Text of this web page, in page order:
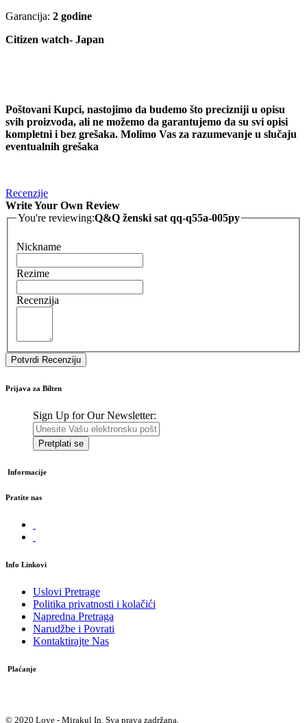
Garancija: 2 godine
Citizen watch- Japan
Poštovani Kupci, nastojimo da budemo što precizniji u opisu
svih proizvoda, ali ne možemo da garantujemo da su svi opisi
kompletni i bez grešaka. Molimo Vas za razumevanje u slučaju
eventualnih grešaka
Recenzije
Write Your Own Review
You're reviewing:Q&Q ženski sat qq-q55a-005py
Nickname
Rezime
Recenzija
Potvrdi Recenziju
Prijava za Bilten
Sign Up for Our Newsletter:
Pretplati se
Informacije
Pratite nas
Info Linkovi
Uslovi Pretrage
Politika privatnosti i kolačići
Napredna Pretraga
Narudžbe i Povrati
Kontaktirajte Nas
Plaćanje
© 2020 Love - Mirakul In. Sva prava zadržana.